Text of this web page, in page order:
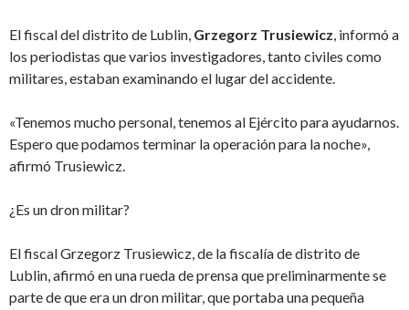
El fiscal del distrito de Lublin, Grzegorz Trusiewicz, informó a
los periodistas que varios investigadores, tanto civiles como
militares, estaban examinando el lugar del accidente.
«Tenemos mucho personal, tenemos al Ejército para ayudarnos.
Espero que podamos terminar la operación para la noche»,
afirmó Trusiewicz.
¿Es un dron militar?
El fiscal Grzegorz Trusiewicz, de la fiscalía de distrito de
Lublin, afirmó en una rueda de prensa que preliminarmente se
parte de que era un dron militar, que portaba una pequeña